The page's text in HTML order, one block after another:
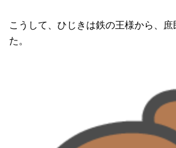
こうして、ひじきは鉄の王様から、庶
た。